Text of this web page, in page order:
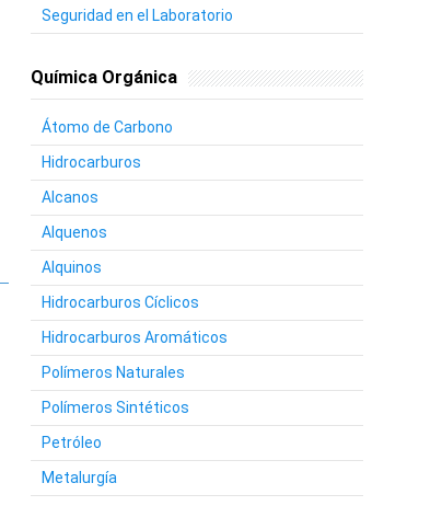
Seguridad en el Laboratorio
Química Orgánica
Átomo de Carbono
Hidrocarburos
Alcanos
Alquenos
Alquinos
Hidrocarburos Cíclicos
Hidrocarburos Aromáticos
Polímeros Naturales
Polímeros Sintéticos
Petróleo
Metalurgía